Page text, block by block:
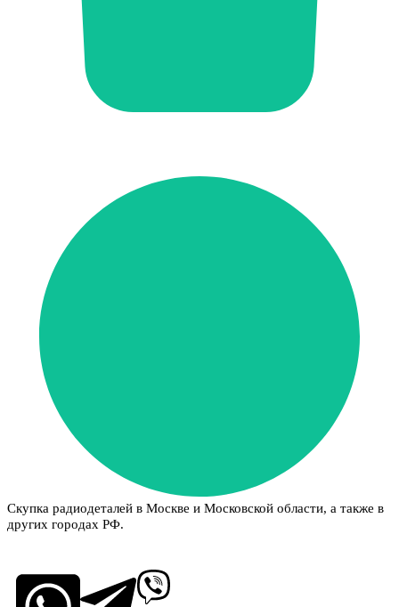
Скупка радиодеталей в Москве и Московской области, а также в
других городах РФ.